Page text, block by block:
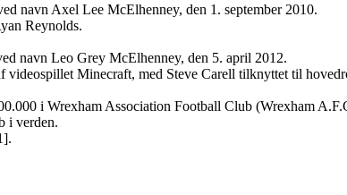
navn Axel Lee McElhenney, den 1. september 2010.
Reynolds.
navn Leo Grey McElhenney, den 5. april 2012.
videospillet Minecraft, med Steve Carell tilknyttet til
i Wrexham Association Football Club (Wrexham
i verden.